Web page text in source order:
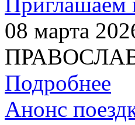
08 марта
Подробнее
Анонс